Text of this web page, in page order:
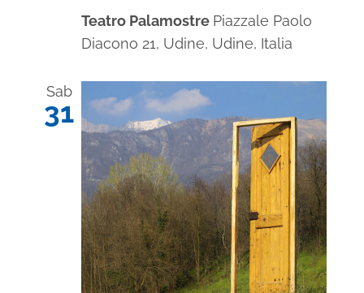
Teatro Palamostre Piazzale Paolo
Diacono 21, Udine, Udine, Italia
Sab
31